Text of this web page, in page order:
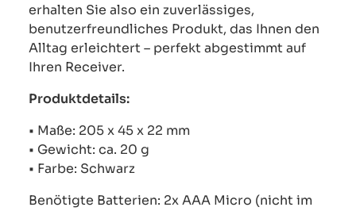
erhalten Sie also ein zuverlässiges,
benutzerfreundliches Produkt, das Ihnen den
Alltag erleichtert – perfekt abgestimmt auf
Ihren Receiver.
Produktdetails:
• Maße: 205 x 45 x 22 mm
• Gewicht: ca. 20 g
• Farbe: Schwarz
Benötigte Batterien: 2x AAA Micro (nicht im